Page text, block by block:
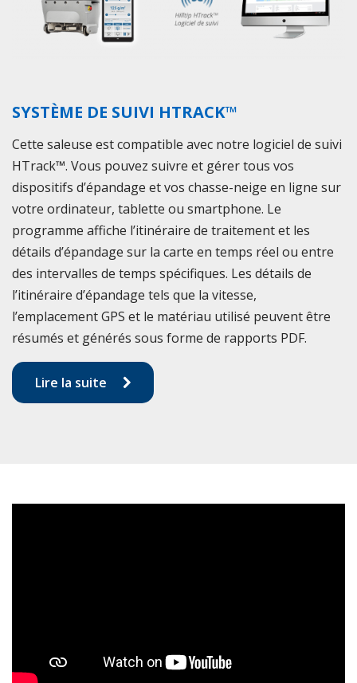
SYSTÈME DE SUIVI HTRACK™
Cette saleuse est compatible avec notre logiciel de suivi
HTrack™. Vous pouvez suivre et gérer tous vos
dispositifs d’épandage et vos chasse-neige en ligne sur
votre ordinateur, tablette ou smartphone. Le
programme affiche l’itinéraire de traitement et les
détails d’épandage sur la carte en temps réel ou entre
des intervalles de temps spécifiques. Les détails de
l’itinéraire d’épandage tels que la vitesse,
l’emplacement GPS et le matériau utilisé peuvent être
résumés et générés sous forme de rapports PDF.
Lire la suite